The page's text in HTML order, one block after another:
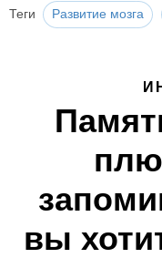
Теги Развитие мозга
вы